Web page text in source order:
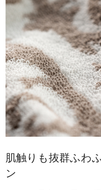
肌触りも抜群ふわ
ン